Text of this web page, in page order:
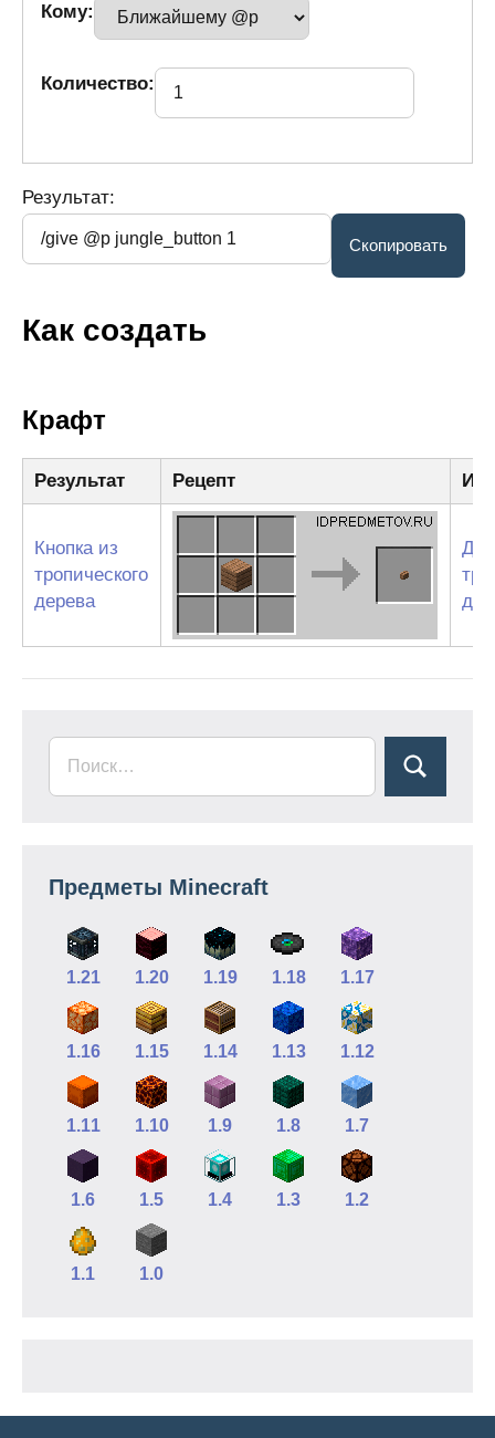
Кому:
Количество:
Результат:
Как создать
Крафт
Результат Рецепт
Кнопка из
тропического
дерева
Предметы Minecraft
1.21 1.20 1.19 1.18 1.17
1.16 1.15 1.14 1.13 1.12
1.11 1.10 1.9 1.8 1.7
1.6 1.5 1.4 1.3 1.2
1.1 1.0